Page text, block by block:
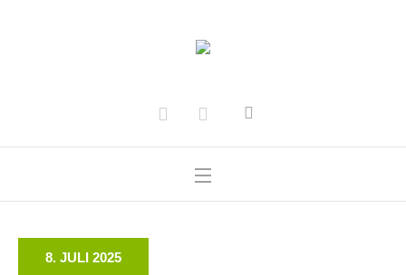
8. JULI 2025